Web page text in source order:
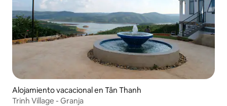
Alojamiento vacacional en Tân Thanh
Trinh Village - Granja